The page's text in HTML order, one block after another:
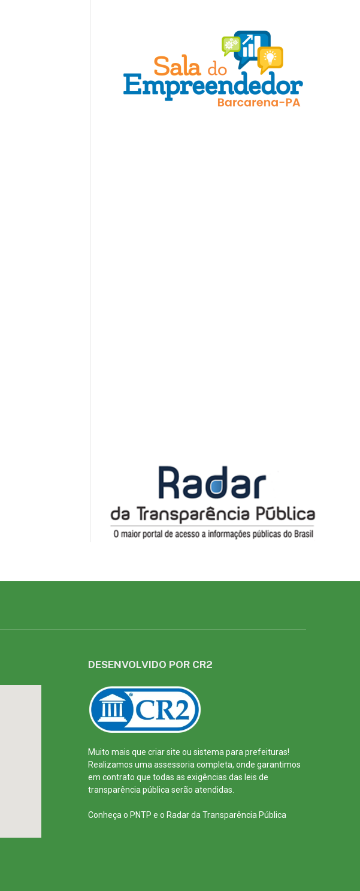
DESENVOLVIDO POR CR2
Muito mais que criar site ou sistema para prefeituras!
Realizamos uma assessoria completa, onde garantimos
em contrato que todas as exigências das leis de
transparência pública serão atendidas.
Conheça o PNTP e o Radar da Transparência Pública